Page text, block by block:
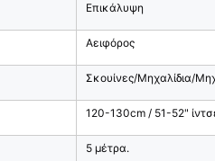
Επικάλυψη
Αειφόρος
Σκουίνες/Μηχαλίδια/
120-130cm / 51-52"
5 μέτρα.